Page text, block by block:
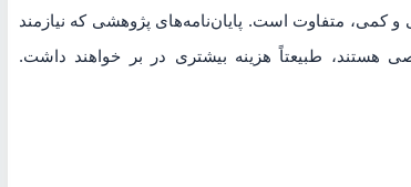
کمی، متفاوت است. پایان‌نامه‌های پژوهشی که نیازمند
هستند، طبیعتاً هزینه بیشتری در بر خواهند داشت.